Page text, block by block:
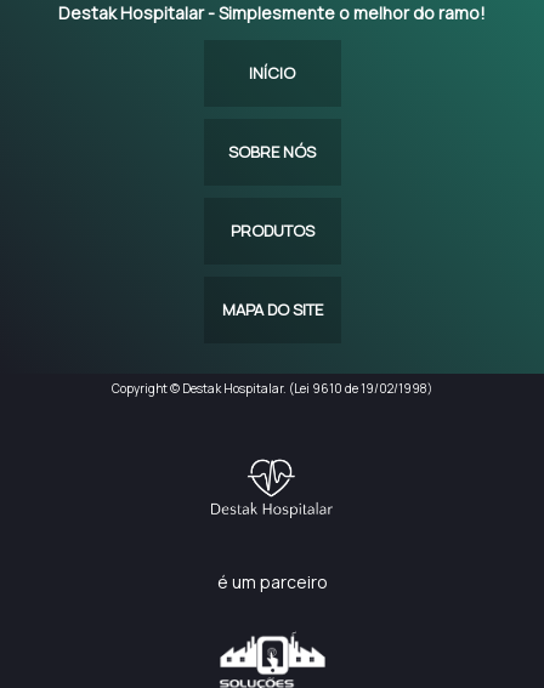
Destak Hospitalar - Simplesmente o melhor do ramo!
INÍCIO
SOBRE NÓS
PRODUTOS
MAPA DO SITE
Copyright © Destak Hospitalar. (Lei 9610 de 19/02/1998)
é um parceiro